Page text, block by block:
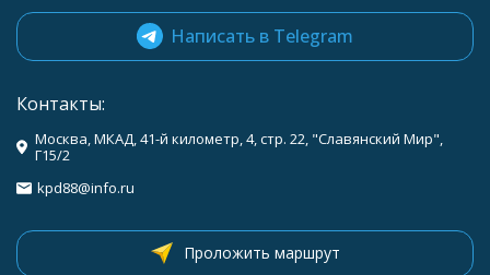
Написать в Telegram
Контакты:
Москва, МКАД, 41-й километр, 4, стр. 22, "Славянский Мир",
Г15/2
kpd88@info.ru
Проложить маршрут